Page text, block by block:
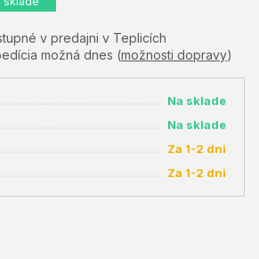
v predajni v Teplicích
možná dnes (možnosti dopravy)
Na sklade
Na sklade
Za 1-2 dni
Za 1-2 dni